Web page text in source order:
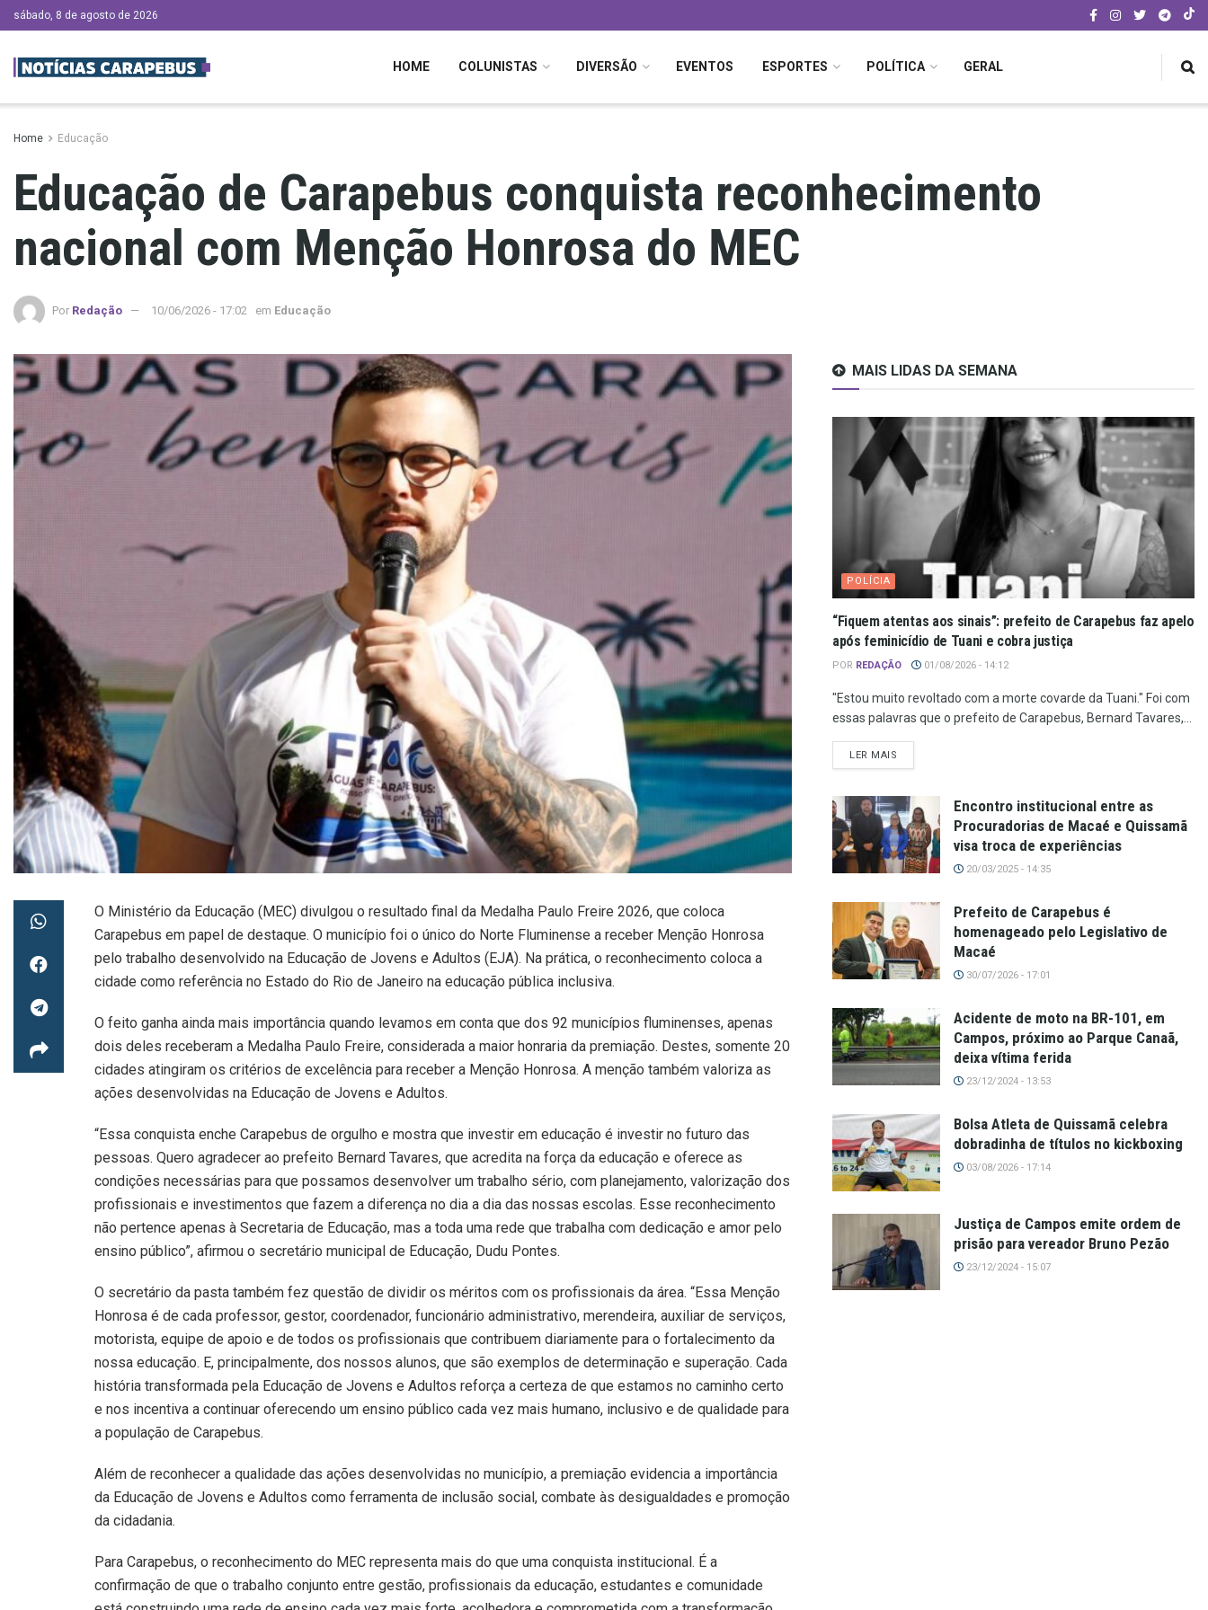
sábado, 8 de agosto de 2026
HOME COLUNISTAS DIVERSÃO EVENTOS ESPORTES POLÍTICA GERAL
Home Educação
Educação de Carapebus conquista reconhecimento
nacional com Menção Honrosa do MEC
Por Redação 10/06/2026 - 17:02 em Educação
O Ministério da Educação (MEC) divulgou o resultado final da Medalha Paulo Freire 2026, que coloca
Carapebus em papel de destaque. O município foi o único do Norte Fluminense a receber Menção Honrosa
pelo trabalho desenvolvido na Educação de Jovens e Adultos (EJA). Na prática, o reconhecimento coloca a
cidade como referência no Estado do Rio de Janeiro na educação pública inclusiva.
O feito ganha ainda mais importância quando levamos em conta que dos 92 municípios fluminenses, apenas
dois deles receberam a Medalha Paulo Freire, considerada a maior honraria da premiação. Destes, somente 20
cidades atingiram os critérios de excelência para receber a Menção Honrosa. A menção também valoriza as
ações desenvolvidas na Educação de Jovens e Adultos.
“Essa conquista enche Carapebus de orgulho e mostra que investir em educação é investir no futuro das
pessoas. Quero agradecer ao prefeito Bernard Tavares, que acredita na força da educação e oferece as
condições necessárias para que possamos desenvolver um trabalho sério, com planejamento, valorização dos
profissionais e investimentos que fazem a diferença no dia a dia das nossas escolas. Esse reconhecimento
não pertence apenas à Secretaria de Educação, mas a toda uma rede que trabalha com dedicação e amor pelo
ensino público”, afirmou o secretário municipal de Educação, Dudu Pontes.
O secretário da pasta também fez questão de dividir os méritos com os profissionais da área. “Essa Menção
Honrosa é de cada professor, gestor, coordenador, funcionário administrativo, merendeira, auxiliar de serviços,
motorista, equipe de apoio e de todos os profissionais que contribuem diariamente para o fortalecimento da
nossa educação. E, principalmente, dos nossos alunos, que são exemplos de determinação e superação. Cada
história transformada pela Educação de Jovens e Adultos reforça a certeza de que estamos no caminho certo
e nos incentiva a continuar oferecendo um ensino público cada vez mais humano, inclusivo e de qualidade para
a população de Carapebus.
Além de reconhecer a qualidade das ações desenvolvidas no município, a premiação evidencia a importância
da Educação de Jovens e Adultos como ferramenta de inclusão social, combate às desigualdades e promoção
da cidadania.
Para Carapebus, o reconhecimento do MEC representa mais do que uma conquista institucional. É a
confirmação de que o trabalho conjunto entre gestão, profissionais da educação, estudantes e comunidade
MAIS LIDAS DA SEMANA
POLÍCIA
“Fiquem atentas aos sinais”: prefeito de Carapebus faz apelo
após feminicídio de Tuani e cobra justiça
POR REDAÇÃO 01/08/2026 - 14:12
"Estou muito revoltado com a morte covarde da Tuani." Foi com
essas palavras que o prefeito de Carapebus, Bernard Tavares,...
LER MAIS
Encontro institucional entre as
Procuradorias de Macaé e Quissamã
visa troca de experiências
20/03/2025 - 14:35
Prefeito de Carapebus é
homenageado pelo Legislativo de
Macaé
30/07/2026 - 17:01
Acidente de moto na BR-101, em
Campos, próximo ao Parque Canaã,
deixa vítima ferida
23/12/2024 - 13:53
Bolsa Atleta de Quissamã celebra
dobradinha de títulos no kickboxing
03/08/2026 - 17:14
Justiça de Campos emite ordem de
prisão para vereador Bruno Pezão
23/12/2024 - 15:07